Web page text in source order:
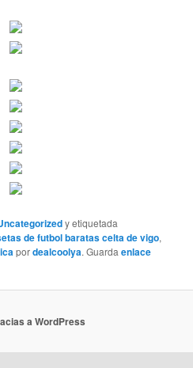
y etiquetada
de futbol baratas celta de vigo,
pordealcoolya. Guardaenlace
a WordPress